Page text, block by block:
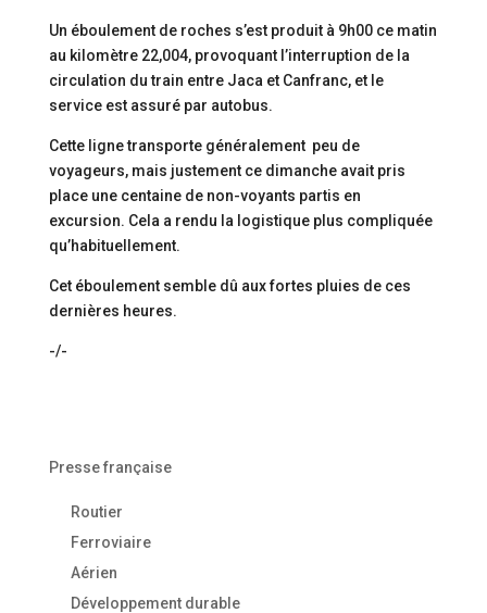
Un éboulement de roches s’est produit à 9h00 ce matin
au kilomètre 22,004, provoquant l’interruption de la
circulation du train entre Jaca et Canfranc, et le
service est assuré par autobus.
Cette ligne transporte généralement peu de
voyageurs, mais justement ce dimanche avait pris
place une centaine de non-voyants partis en
excursion. Cela a rendu la logistique plus compliquée
qu’habituellement.
Cet éboulement semble dû aux fortes pluies de ces
dernières heures.
-/-
Presse française
Routier
Ferroviaire
Aérien
Développement durable